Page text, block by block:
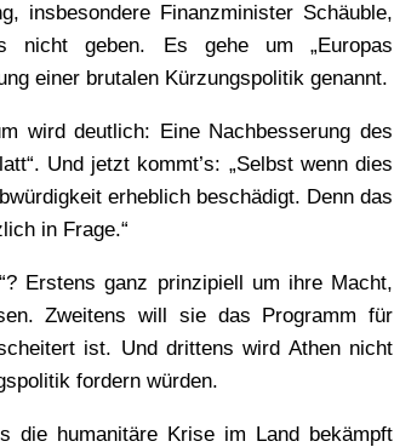
insbesondere Finanzminister Schäuble,
nicht geben. Es gehe um „Europas
einer brutalen Kürzungspolitik genannt.
wird deutlich: Eine Nachbesserung des
Und jetzt kommt’s: „Selbst wenn dies
erheblich beschädigt. Denn das
in Frage.“
Erstens ganz prinzipiell um ihre Macht,
Zweitens will sie das Programm für
ist. Und drittens wird Athen nicht
fordern würden.
die humanitäre Krise im Land bekämpft